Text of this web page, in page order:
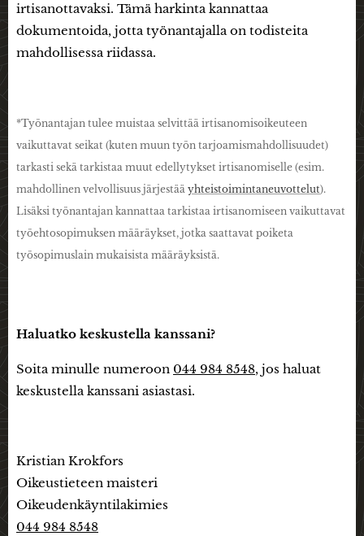
irtisanottavaksi. Tämä harkinta kannattaa
dokumentoida, jotta työnantajalla on todisteita
mahdollisessa riidassa.
*Työnantajan tulee muistaa selvittää irtisanomisoikeuteen
vaikuttavat seikat (kuten muun työn tarjoamismahdollisuudet)
tarkasti sekä tarkistaa muut edellytykset irtisanomiselle (esim.
mahdollinen velvollisuus järjestää yhteistoimintaneuvottelut).
Lisäksi työnantajan kannattaa tarkistaa irtisanomiseen vaikuttavat
työehtosopimuksen määräykset, jotka saattavat poiketa
työsopimuslain mukaisista määräyksistä.
Haluatko keskustella kanssani?
Soita minulle numeroon 044 984 8548, jos haluat
keskustella kanssani asiastasi.
Kristian Krokfors
Oikeustieteen maisteri
Oikeudenkäyntilakimies
044 984 8548